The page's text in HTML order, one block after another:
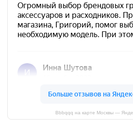
Bbbqqq на карте Москвы —